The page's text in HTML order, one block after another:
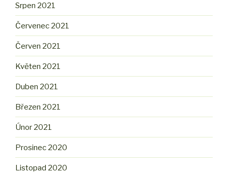
Srpen 2021
Červenec 2021
Červen 2021
Květen 2021
Duben 2021
Březen 2021
Únor 2021
Prosinec 2020
Listopad 2020